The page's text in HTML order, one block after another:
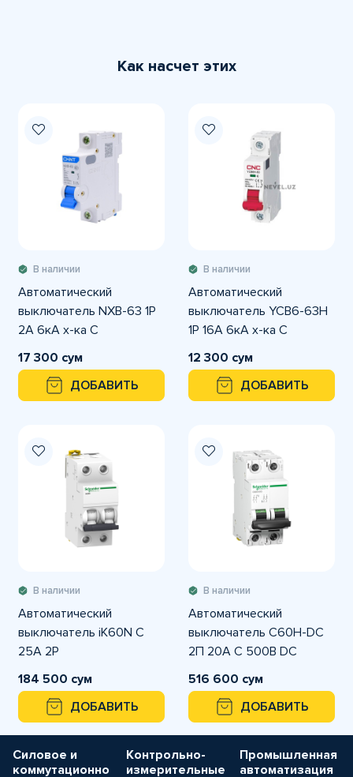
Как насчет этих
В наличии
Автоматический
выключатель NXB-63 1P
2A 6кА х-ка С
17 300 сум
ДОБАВИТЬ
В наличии
Автоматический
выключатель YCB6-63H
1P 16A 6кА х-ка С
12 300 сум
ДОБАВИТЬ
В наличии
Автоматический
выключатель iK60N C
25A 2P
184 500 сум
ДОБАВИТЬ
В наличии
Автоматический
выключатель C60H-DC
2П 20А C 500В DC
516 600 сум
ДОБАВИТЬ
Силовое и
коммутационно
Контрольно-
измерительные
Промышленная
автоматизация